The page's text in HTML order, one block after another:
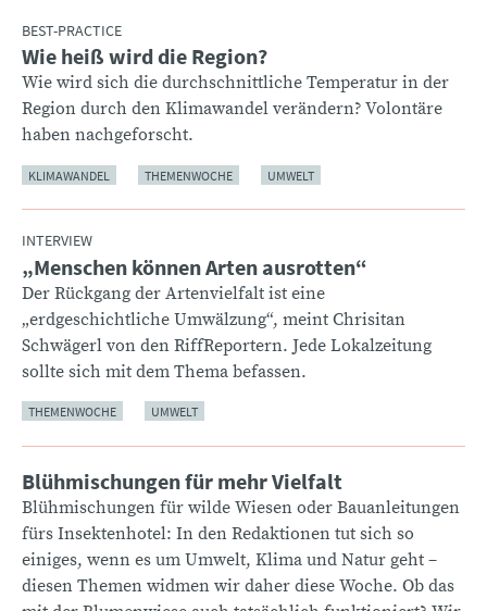
BEST-PRACTICE
:Wie heiß wird die Region?
Wie wird sich die durchschnittliche Temperatur in der
Region durch den Klimawandel verändern? Volontäre
haben nachgeforscht.
KLIMAWANDEL THEMENWOCHE UMWELT
INTERVIEW
:„Menschen können Arten ausrotten“
Der Rückgang der Artenvielfalt ist eine
„erdgeschichtliche Umwälzung“, meint Chrisitan
Schwägerl von den RiffReportern. Jede Lokalzeitung
sollte sich mit dem Thema befassen.
THEMENWOCHE UMWELT
Blühmischungen für mehr Vielfalt
Blühmischungen für wilde Wiesen oder Bauanleitungen
fürs Insektenhotel: In den Redaktionen tut sich so
einiges, wenn es um Umwelt, Klima und Natur geht –
diesen Themen widmen wir daher diese Woche. Ob das